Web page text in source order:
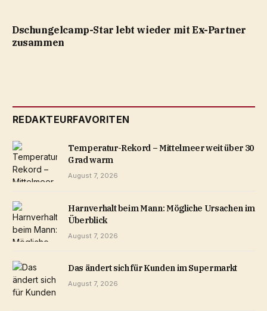
Dschungelcamp-Star lebt wieder mit Ex-Partner
zusammen
REDAKTEURFAVORITEN
Temperatur-Rekord – Mittelmeer weit über 30
Grad warm
August 7, 2026
Harnverhalt beim Mann: Mögliche Ursachen im
Überblick
August 7, 2026
Das ändert sich für Kunden im Supermarkt
August 7, 2026